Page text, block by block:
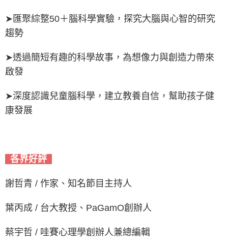
➤匯聚綜整50＋腦科學實驗，探究大腦與心智的研究
趨勢
➤透過簡短有趣的科學故事，為想像力與創造力帶來
啟發
➤深度認識兒童腦科學，建立教養自信，幫助孩子健
康發展
各界好評
謝哲青 / 作家、知名節目主持人
葉丙成 / 台大教授、PaGamO創辦人
蔡宇哲 / 哇賽心理學創辦人兼總編輯